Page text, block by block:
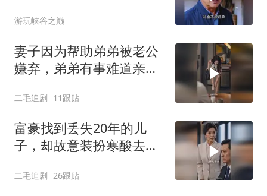
游玩峡谷之巅
妻子因为帮助弟弟被老公
嫌弃，弟弟有事难道亲姐
二毛追剧 11跟贴
富豪找到丢失20年的儿
子，却故意装扮寒酸去相
二毛追剧 26跟贴